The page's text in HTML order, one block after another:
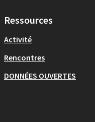
Ressources
Activité
Rencontres
DONNÉES OUVERTES